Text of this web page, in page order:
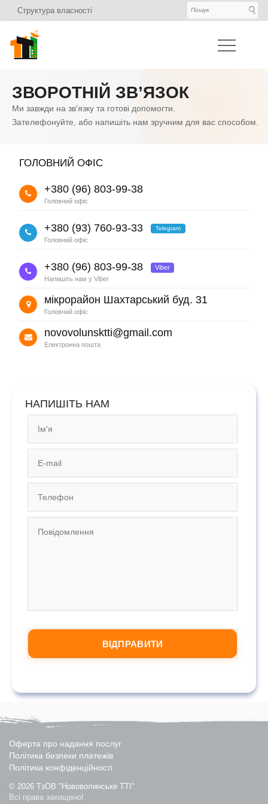
Структура власності
ЗВОРОТНІЙ ЗВ’ЯЗОК
ГОЛОВНИЙ ОФІС
+380 (96) 803-99-38
+380 (93) 760-93-33 Telegram
+380 (96) 803-99-38 Viber
мікрорайон Шахтарський буд. 31
novovolunsktti@gmail.com
НАПИШІТЬ НАМ
© 2026 ТзОВ "Нововолинське ТТІ"
Всі права захищено!
Оферта про надання послуг
Політика безпеки платежів
Політика конфіденційності